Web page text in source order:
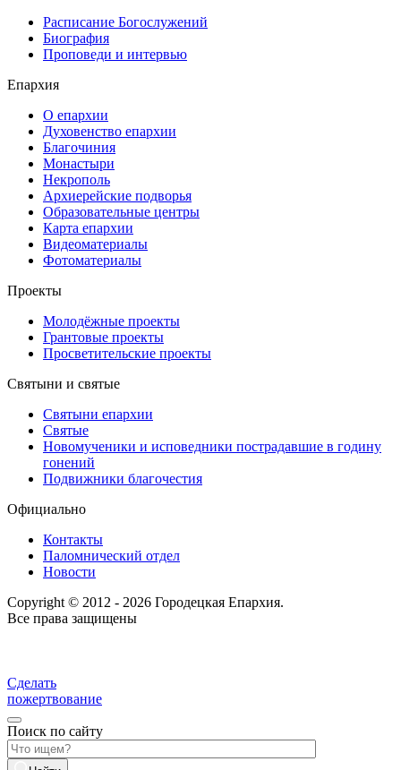
Расписание Богослужений
Биография
Проповеди и интервью
Епархия
О епархии
Духовенство епархии
Благочиния
Монастыри
Некрополь
Архиерейские подворья
Образовательные центры
Карта епархии
Видеоматериалы
Фотоматериалы
Проекты
Молодёжные проекты
Грантовые проекты
Просветительские проекты
Святыни и святые
Святыни епархии
Святые
Новомученики и исповедники пострадавшие в годину
гонений
Подвижники благочестия
Официально
Контакты
Паломнический отдел
Новости
Copyright © 2012 - 2026 Городецкая Епархия.
Все права защищены
Сделать
пожертвование
Поиск по сайту